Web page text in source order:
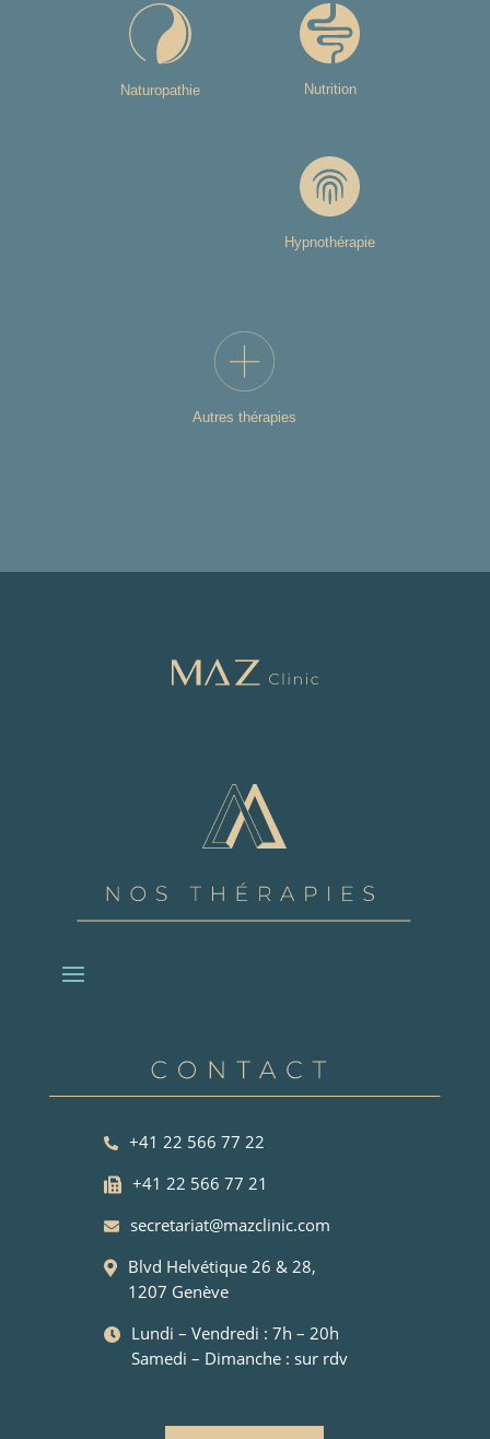
Naturopathie Nutrition
Hypnothérapie
Autres thérapies
+41 22 566 77 22
+41 22 566 77 21
secretariat@mazclinic.com
Blvd Helvétique 26 & 28,
1207 Genève
Lundi – Vendredi : 7h – 20h
Samedi – Dimanche : sur rdv